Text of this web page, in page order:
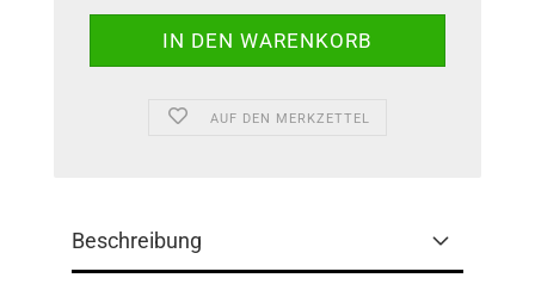
AUF DEN MERKZETTEL
Beschreibung